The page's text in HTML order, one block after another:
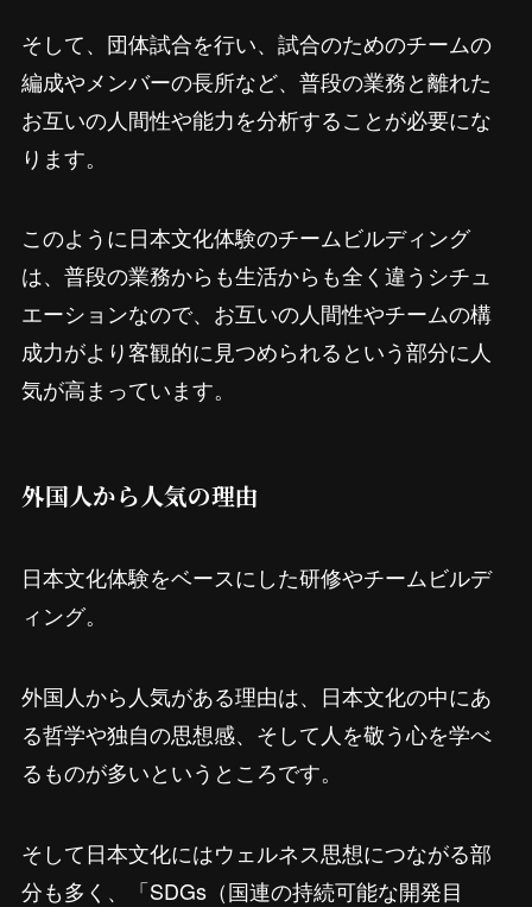
そして、団体試合を行い、試合のためのチームの
編成やメンバーの長所など、普段の業務と離れた
お互いの人間性や能力を分析することが必要にな
ります。
このように日本文化体験のチームビルディング
は、普段の業務からも生活からも全く違うシチュ
エーションなので、お互いの人間性やチームの構
成力がより客観的に見つめられるという部分に人
気が高まっています。
外国人から人気の理由
日本文化体験をベースにした研修やチームビルデ
ィング。
外国人から人気がある理由は、日本文化の中にあ
る哲学や独自の思想感、そして人を敬う心を学べ
るものが多いというところです。
そして日本文化にはウェルネス思想につながる部
分も多く、「SDGs（国連の持続可能な開発目